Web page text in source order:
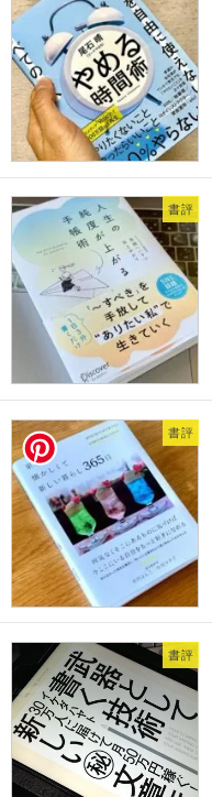
書評
書評
書評